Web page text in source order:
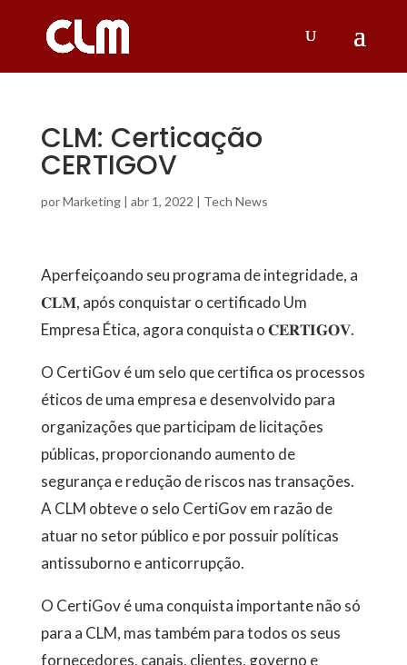
CLM: Certicação
CERTIGOV
porMarketing| abr 1, 2022 | Tech News
Aperfeiçoando seu programa de integridade, a
𝐂𝐋𝐌, após conquistar o certificado Um
Empresa Ética, agora conquista o 𝐂𝐄𝐑𝐓𝐈𝐆𝐎𝐕.
O CertiGov é um selo que certifica os processos
éticos de uma empresa e desenvolvido para
organizações que participam de licitações
públicas, proporcionando aumento de
segurança e redução de riscos nas transações.
A CLM obteve o selo CertiGov em razão de
atuar no setor público e por possuir políticas
antissuborno e anticorrupção.
O CertiGov é uma conquista importante não só
para a CLM, mas também para todos os seus
fornecedores, canais, clientes, governo e